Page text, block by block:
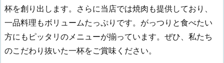
杯を創り出します。さらに当店では焼肉も提供しており、
一品料理もボリュームたっぷりです。がっつりと食べたい
方にもピッタリのメニューが揃っています。ぜひ、私たち
のこだわり抜いた一杯をご賞味ください。